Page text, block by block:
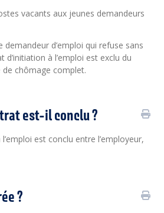
vacants aux jeunes demandeurs
demandeur d’emploi qui refuse sans
à l’emploi est exclu du
de chômage complet.
est-il conclu ?
est conclu entre l’employeur,
?